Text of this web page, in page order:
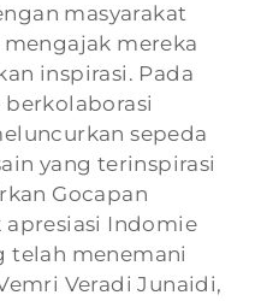
masyarakat
mereka
inspirasi. Pada
sepeda
yang terinspirasi
Gocapan
Indomie
telah menemani
Veradi Junaidi,